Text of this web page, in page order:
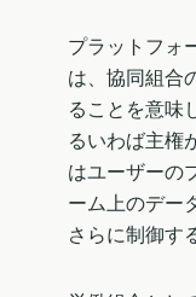
プラットフォ
は、協同組合
ることを意味
るいわば主権
はユーザーの
ーム上のデー
さらに制御す